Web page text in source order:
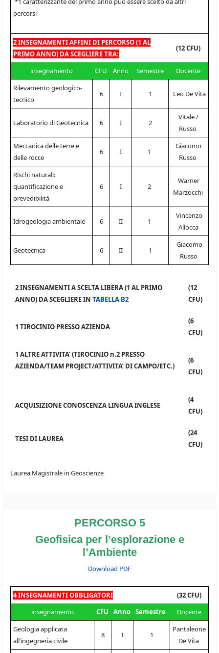
percorsi
2 INSEGNAMENTI AFFINI DI PERCORSO (1 AL
PRIMO ANNO) DA SCEGLIERE TRA:
(12 CFU)
insegnamento CFU Anno Semestre
Docente
Rilevamento geologico-
tecnico
6 I 1 Leo De Vita
Laboratorio di Geotecnica 6 I 2
Vitale /
Russo
Meccanica delle terre e
delle rocce
6 I 1
Giacomo
Russo
Rischi naturali:
quantificazione e
prevedibilità
6 I 2
Warner
Marzocchi
Idrogeologia ambientale 6 II 1
Vincenzo
Allocca
Geotecnica 6 II 1
Giacomo
Russo
2 INSEGNAMENTI A SCELTA LIBERA (1 AL PRIMO
ANNO) DA SCEGLIERE IN TABELLA B2
(12
CFU)
1 TIROCINIO PRESSO AZIENDA
(6
CFU)
1 ALTRE ATTIVITA’ (TIROCINIO n.2 PRESSO
AZIENDA/TEAM PROJECT/ATTIVITA’ DI CAMPO/ETC.)
(6
CFU)
ACQUISIZIONE CONOSCENZA LINGUA INGLESE
(4
CFU)
TESI DI LAUREA
(24
CFU)
Laurea Magistrale in Geoscienze
PERCORSO 5
Geofisica per l’esplorazione e
l’Ambiente
Download PDF
4 INSEGNAMENTI OBBLIGATORI
(32 CFU)
insegnamento
CFU Anno Semestre
Docente
Geologia applicata
all’ingegneria civile
8 I 1
Pantaleone
De Vita